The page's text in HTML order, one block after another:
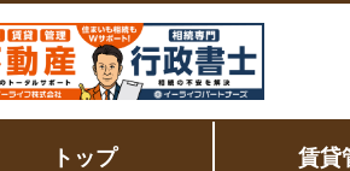
トップ 賃貸